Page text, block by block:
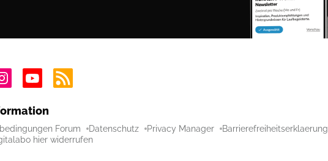
Forum Datenschutz Privacy Manager
Barrierefreiheitserklaerung
hier widerrufen